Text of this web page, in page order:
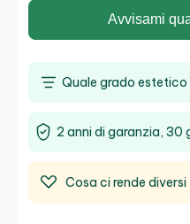
indesiderati.Se desidera
di
cuffie economiche
anni di GARANZIA,
Avvisami
Quale grado estetico
2 anni di garanzia, 30
Cosa ci rende diversi